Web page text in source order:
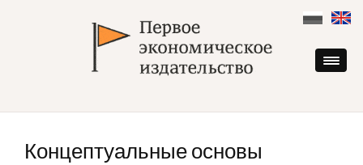
content
Концептуальные основы